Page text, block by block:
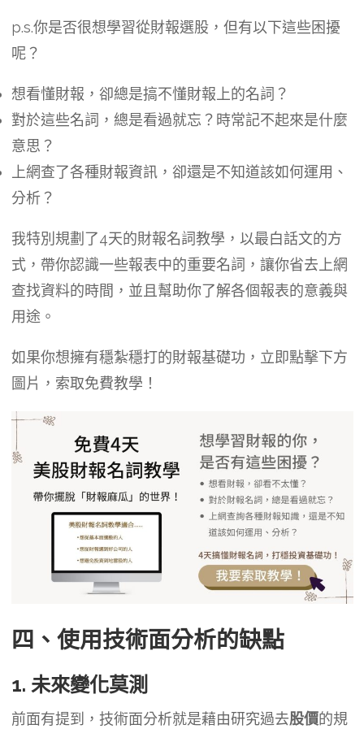
p.s.你是否很想學習從財報選股，但有以下這些困擾
呢？
想看懂財報，卻總是搞不懂財報上的名詞？
對於這些名詞，總是看過就忘？時常記不起來是什麼
意思？
上網查了各種財報資訊，卻還是不知道該如何運用、
分析？
我特別規劃了4天的財報名詞教學，以最白話文的方
式，帶你認識一些報表中的重要名詞，讓你省去上網
查找資料的時間，並且幫助你了解各個報表的意義與
用途。
如果你想擁有穩紮穩打的財報基礎功，立即點擊下方
圖片，索取免費教學！
四、使用技術面分析的缺點
1. 未來變化莫測
前面有提到，技術面分析就是藉由研究過去股價的規